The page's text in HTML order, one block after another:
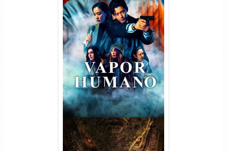
Vapor Humano 1ª Temporada
Torrent (2026) WEB-DL 1080p
Dual Áudio